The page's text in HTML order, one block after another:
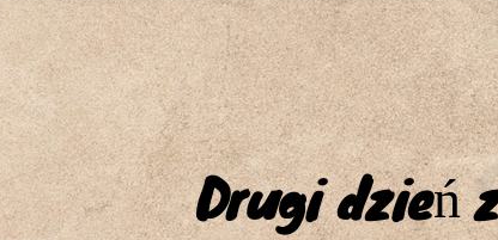
Drugi dzień